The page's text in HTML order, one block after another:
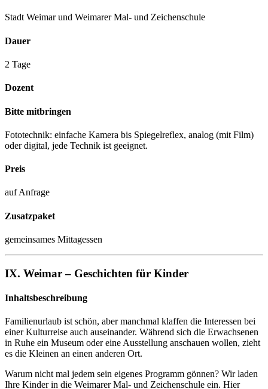
Stadt Weimar und Weimarer Mal- und Zeichenschule
Dauer
2 Tage
Dozent
Bitte mitbringen
Fototechnik: einfache Kamera bis Spiegelreflex, analog (mit Film)
oder digital, jede Technik ist geeignet.
Preis
auf Anfrage
Zusatzpaket
gemeinsames Mittagessen
IX. Weimar – Geschichten für Kinder
Inhaltsbeschreibung
Familienurlaub ist schön, aber manchmal klaffen die Interessen bei
einer Kulturreise auch auseinander. Während sich die Erwachsenen
in Ruhe ein Museum oder eine Ausstellung anschauen wollen, zieht
es die Kleinen an einen anderen Ort.
Warum nicht mal jedem sein eigenes Programm gönnen? Wir laden
Ihre Kinder in die Weimarer Mal- und Zeichenschule ein. Hier